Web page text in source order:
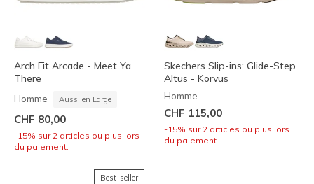
Arch Fit Arcade - Meet Ya
There
Homme Aussi en Large
CHF 80,00
-15% sur 2 articles ou plus lors
du paiement.
Skechers Slip-ins: Glide-Step
Altus - Korvus
Homme
CHF 115,00
-15% sur 2 articles ou plus lors
du paiement.
Best-seller